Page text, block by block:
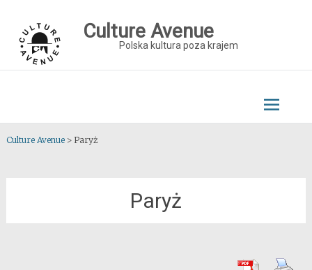
content
Culture Avenue
Polska kultura poza krajem
Culture Avenue> Paryż
Paryż